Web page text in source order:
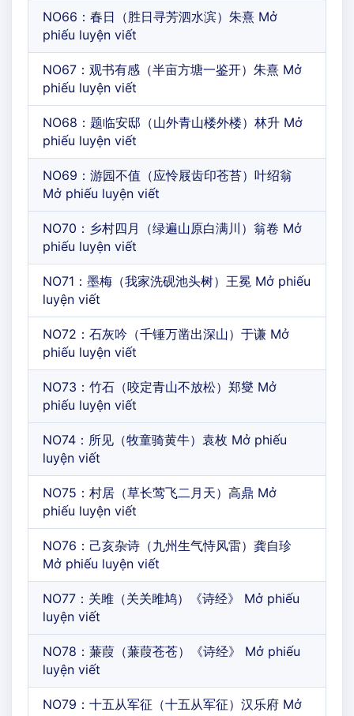
NO66：春日（胜日寻芳泗水滨）朱熹 Mở
phiếu luyện viết
NO67：观书有感（半亩方塘一鉴开）朱熹 Mở
phiếu luyện viết
NO68：题临安邸（山外青山楼外楼）林升 Mở
phiếu luyện viết
NO69：游园不值（应怜屐齿印苍苔）叶绍翁
Mở phiếu luyện viết
NO70：乡村四月（绿遍山原白满川）翁卷 Mở
phiếu luyện viết
NO71：墨梅（我家洗砚池头树）王冕 Mở phiếu
luyện viết
NO72：石灰吟（千锤万凿出深山）于谦 Mở
phiếu luyện viết
NO73：竹石（咬定青山不放松）郑燮 Mở
phiếu luyện viết
NO74：所见（牧童骑黄牛）袁枚 Mở phiếu
luyện viết
NO75：村居（草长莺飞二月天）高鼎 Mở
phiếu luyện viết
NO76：己亥杂诗（九州生气恃风雷）龚自珍
Mở phiếu luyện viết
NO77：关雎（关关雎鸠）《诗经》 Mở phiếu
luyện viết
NO78：蒹葭（蒹葭苍苍）《诗经》 Mở phiếu
luyện viết
NO79：十五从军征（十五从军征）汉乐府 Mở